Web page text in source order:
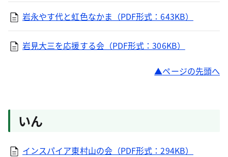
岩永やす代と虹色なかま（PDF形式：643KB）
岩見大三を応援する会（PDF形式：306KB）
ページの先頭へ
いん
インスパイア東村山の会（PDF形式：294KB）